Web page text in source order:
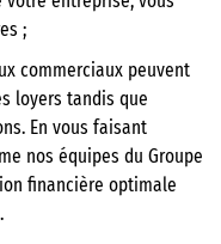
;
commerciaux peuvent
loyers tandis que
En vous faisant
nos équipes du Groupe
financière optimale